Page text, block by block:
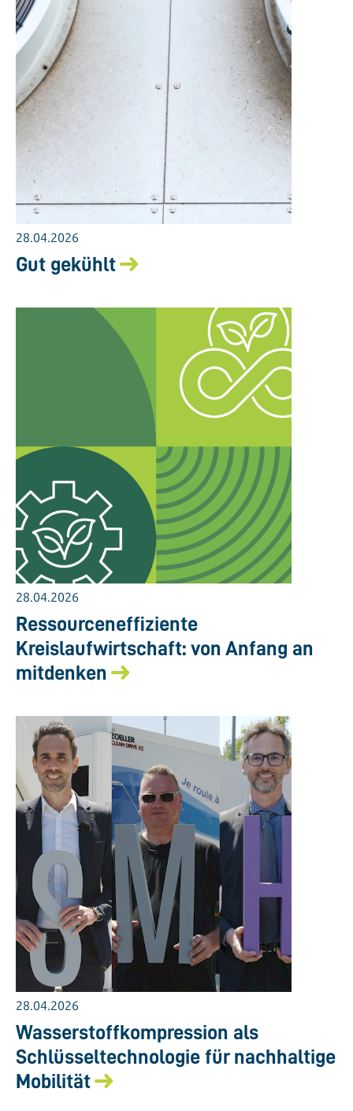
28.04.2026
Gut gekühlt
28.04.2026
Ressourceneffiziente
Kreislaufwirtschaft: von Anfang an
mitdenken
28.04.2026
Wasserstoffkompression als
Schlüsseltechnologie für nachhaltige
Mobilität